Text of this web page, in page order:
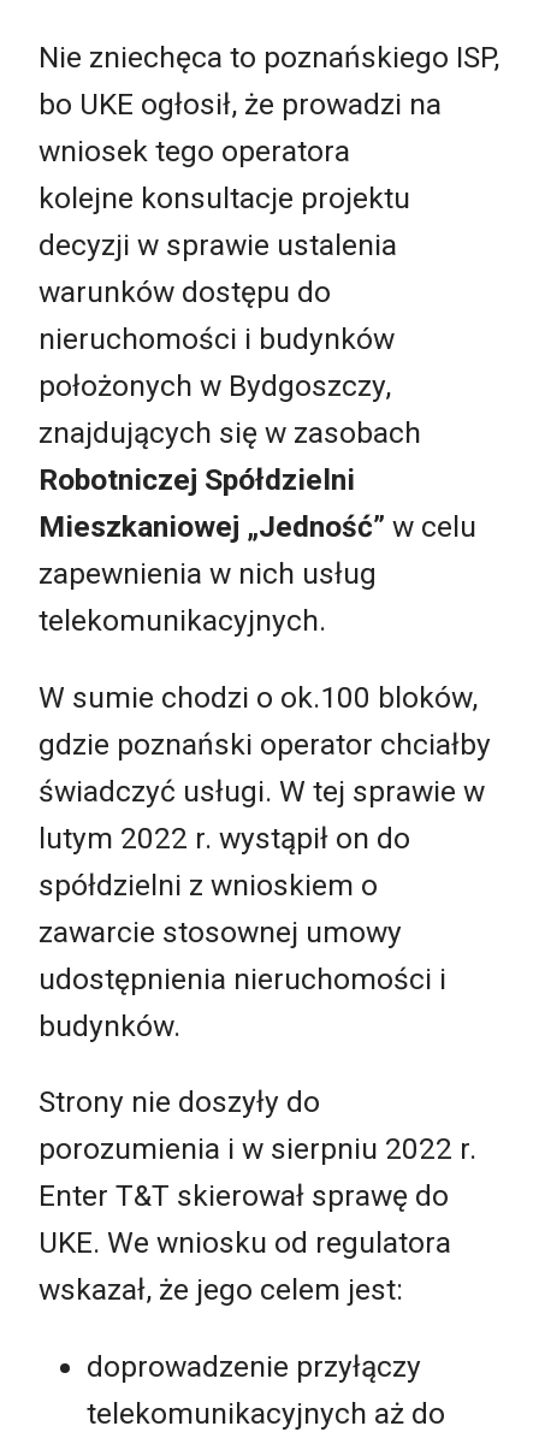
Nie zniechęca to poznańskiego ISP,
bo UKE ogłosił, że prowadzi na
wniosek tego operatora
kolejne konsultacje projektu
decyzji w sprawie ustalenia
warunków dostępu do
nieruchomości i budynków
położonych w Bydgoszczy,
znajdujących się w zasobach
Robotniczej Spółdzielni
Mieszkaniowej „Jedność” w celu
zapewnienia w nich usług
telekomunikacyjnych.
W sumie chodzi o ok.100 bloków,
gdzie poznański operator chciałby
świadczyć usługi. W tej sprawie w
lutym 2022 r. wystąpił on do
spółdzielni z wnioskiem o
zawarcie stosownej umowy
udostępnienia nieruchomości i
budynków.
Strony nie doszyły do
porozumienia i w sierpniu 2022 r.
Enter T&T skierował sprawę do
UKE. We wniosku od regulatora
wskazał, że jego celem jest:
doprowadzenie przyłączy
telekomunikacyjnych aż do